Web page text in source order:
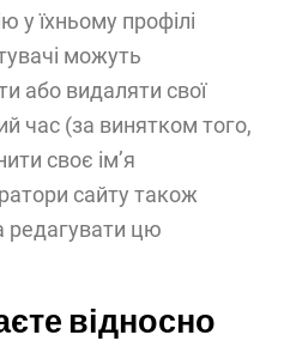
у їхньому профілі
можуть
або видаляти свої
час (за винятком того,
своє ім’я
сайту також
редагувати цю
відносно